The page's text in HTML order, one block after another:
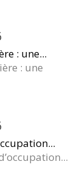
: une...
: une